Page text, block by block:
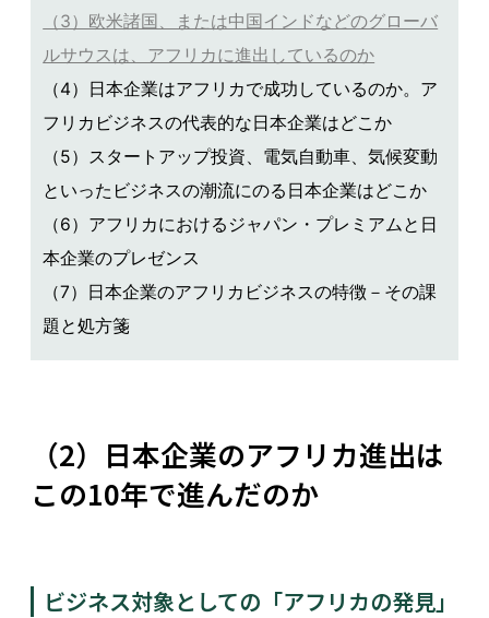
（3）欧米諸国、または中国インドなどのグローバ
ルサウスは、アフリカに進出しているのか
（4）日本企業はアフリカで成功しているのか。ア
フリカビジネスの代表的な日本企業はどこか
（5）スタートアップ投資、電気自動車、気候変動
といったビジネスの潮流にのる日本企業はどこか
（6）アフリカにおけるジャパン・プレミアムと日
本企業のプレゼンス
（7）日本企業のアフリカビジネスの特徴－その課
題と処方箋
（2）日本企業のアフリカ進出は
この10年で進んだのか
ビジネス対象としての「アフリカの発見」